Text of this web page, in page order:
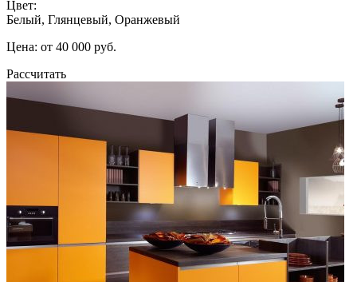
Цвет:
Белый, Глянцевый, Оранжевый
Цена: от 40 000 руб.
Рассчитать